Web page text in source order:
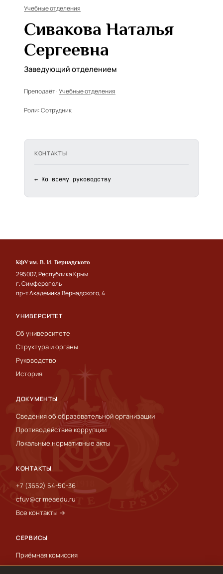
Учебные отделения
Сивакова Наталья
Сергеевна
Заведующий отделением
Преподаёт ·Учебные отделения
Роли:Сотрудник
КОНТАКТЫ
← Ко всему руководству
КФУ им. В. И. Вернадского
295007, Республика Крым
г. Симферополь
пр-т Академика Вернадского, 4
УНИВЕРСИТЕТ
Об университете
Структура и органы
Руководство
История
ДОКУМЕНТЫ
Сведения об образовательной организации
Противодействие коррупции
Локальные нормативные акты
КОНТАКТЫ
+7 (3652) 54-50-36
cfuv@crimeaedu.ru
Все контакты →
СЕРВИСЫ
Приёмная комиссия
Пресс-служба